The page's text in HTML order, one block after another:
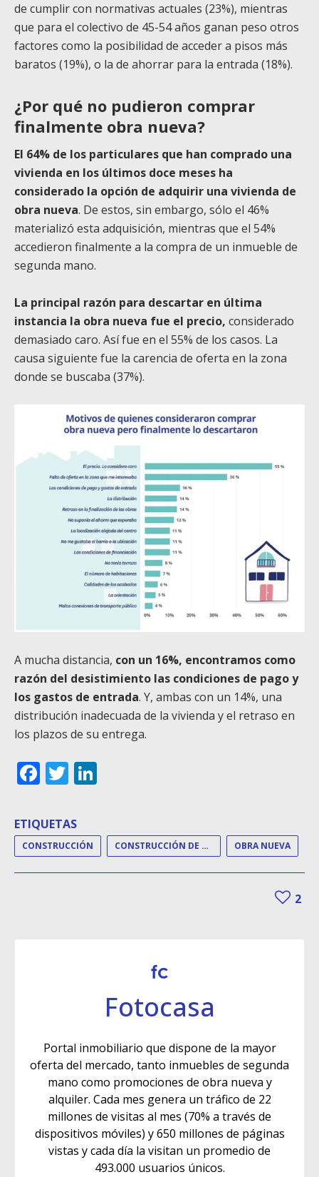
de cumplir con normativas actuales (23%), mientras
que para el colectivo de 45-54 años ganan peso otros
factores como la posibilidad de acceder a pisos más
baratos (19%), o la de ahorrar para la entrada (18%).
¿Por qué no pudieron comprar
finalmente obra nueva?
El 64% de los particulares que han comprado una
vivienda en los últimos doce meses ha
considerado la opción de adquirir una vivienda de
obra nueva. De estos, sin embargo, sólo el 46%
materializó esta adquisición, mientras que el 54%
accedieron finalmente a la compra de un inmueble de
segunda mano.
La principal razón para descartar en última
instancia la obra nueva fue el precio, considerado
demasiado caro. Así fue en el 55% de los casos. La
causa siguiente fue la carencia de oferta en la zona
donde se buscaba (37%).
A mucha distancia, con un 16%, encontramos como
razón del desistimiento las condiciones de pago y
los gastos de entrada. Y, ambas con un 14%, una
distribución inadecuada de la vivienda y el retraso en
los plazos de su entrega.
Facebook
Twitter
ETIQUETAS
CONSTRUCCIÓN CONSTRUCCIÓN DE VIVIENDAS OBRA NUEVA
2
Fotocasa
Portal inmobiliario que dispone de la mayor
oferta del mercado, tanto inmuebles de segunda
mano como promociones de obra nueva y
alquiler. Cada mes genera un tráfico de 22
millones de visitas al mes (70% a través de
dispositivos móviles) y 650 millones de páginas
vistas y cada día la visitan un promedio de
493.000 usuarios únicos.